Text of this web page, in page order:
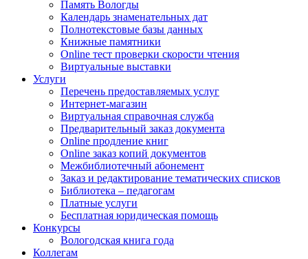
Память Вологды
Календарь знаменательных дат
Полнотекстовые базы данных
Книжные памятники
Online тест проверки скорости чтения
Виртуальные выставки
Услуги
Перечень предоставляемых услуг
Интернет-магазин
Виртуальная справочная служба
Предварительный заказ документа
Online продление книг
Online заказ копий документов
Межбиблиотечный абонемент
Заказ и редактирование тематических списков
Библиотека – педагогам
Платные услуги
Бесплатная юридическая помощь
Конкурсы
Вологодская книга года
Коллегам